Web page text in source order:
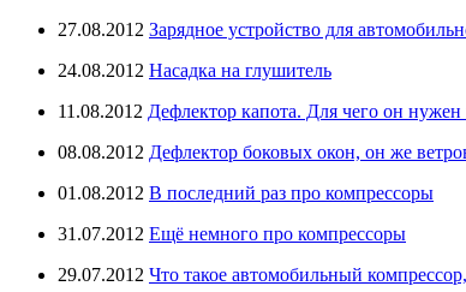
27.08.2012 Зарядное устройство для
24.08.2012 Насадка на глушитель
11.08.2012 Дефлектор капота. Для чего он нужен
08.08.2012 Дефлектор боковых окон, он же
01.08.2012 В последний раз про компрессоры
31.07.2012 Ещё немного про компрессоры
29.07.2012 Что такое автомобильный